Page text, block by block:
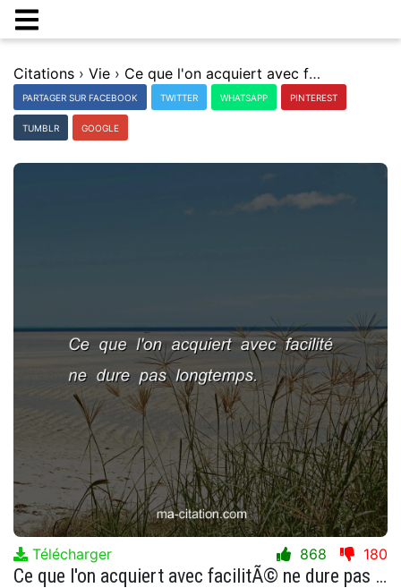
Citations › Vie › Ce que l'on acquiert avec facilitÃ© ne dure pas longtemps.
PARTAGER SUR FACEBOOK TWITTER WHATSAPP PINTEREST
TUMBLR GOOGLE
Télécharger 868 180
Ce que l'on acquiert avec facilitÃ© ne dure pas longtemps.